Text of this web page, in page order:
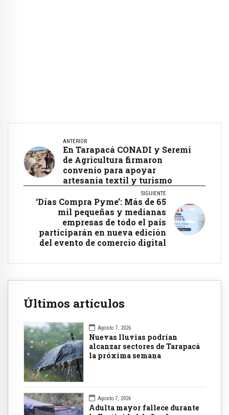
ANTERIOR
En Tarapacá CONADI y Seremi
de Agricultura firmaron
convenio para apoyar
artesanía textil y turismo
SIGUIENTE
‘Días Compra Pyme’: Más de 65
mil pequeñas y medianas
empresas de todo el país
participarán en nueva edición
del evento de comercio digital
Últimos artículos
Agosto 7, 2026
Nuevas lluvias podrían
alcanzar sectores de Tarapacá
la próxima semana
Agosto 7, 2026
Adulta mayor fallece durante